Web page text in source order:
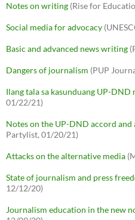
Notes on writing (Rise for
Social media for advocacy
Basic and advanced news writing
Dangers of journalism (PUP
Ilang tala sa kasunduang UP-DND
01/22/21)
Notes on the UP-DND accord and
Partylist, 01/20/21)
Attacks on the alternative media
State of journalism and press
12/12/20)
Journalism education in the new